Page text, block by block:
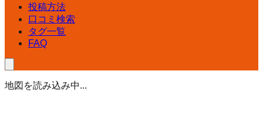
投稿方法
口コミ検索
タグ一覧
FAQ
地図を読み込み中...